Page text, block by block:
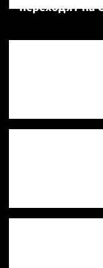
переходят на